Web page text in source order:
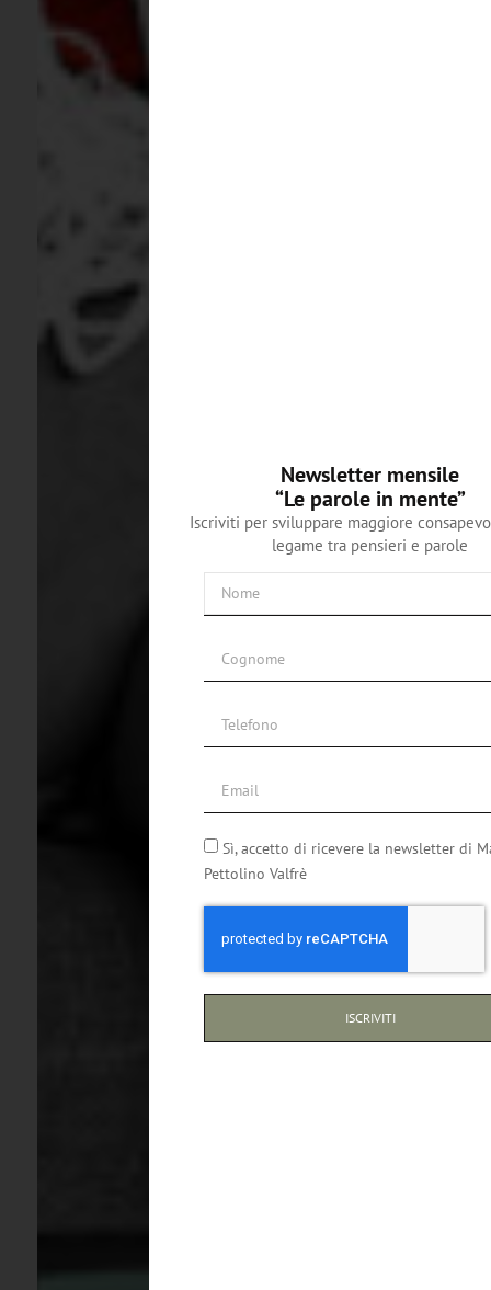
Newsletter mensile
“Le parole in mente”
Iscriviti per sviluppare maggiore
legame tra pensieri e parole
Sì, accetto di ricevere la newsletter di
Pettolino Valfrè
ISCRIVITI